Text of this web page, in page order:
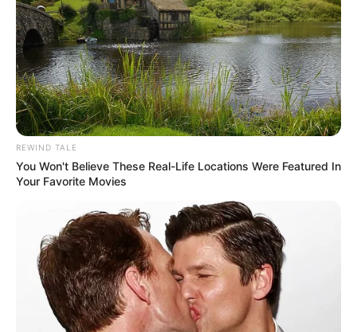
10 HIDALGO DES NOES
En cas de non-partant ou pour un champ élargi et par
ordre de préférence:
3 GOLD DAIRPET
12 FAUBOURG
En complément de notre pronostic Quinté+ vous
retrouverez un peu plus bas sur cette même page la
sélection d’une vingtaine de pronos de la presse
spécialisée ex: (Bilto, Equidia, Geny Courses, Le Matin de
Lausanne, Le Parisien, RTL, Tiercé Magazine, Zeturf et bien
d’autres).
REWIND TALE
You Won't Believe These Real-Life Locations Were Featured In
Your Favorite Movies